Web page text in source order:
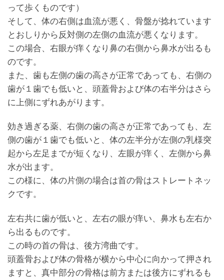
って歩くものです）
そして、体の右側は血流が悪く、骨盤が捻れています
とおしりから反対側の左側の血流が悪くなります。
この場合、右眼が痒くなり鼻の右側から鼻水が出るも
のです。
また、歯も左側の歯の高さが正常であっても、右側の
歯が１歯でも低いと、頭蓋骨および体の右半分はさら
に上側にずれあがります。
効き過ぎる薬、右側の歯の高さが正常であっても、左
側の歯が１歯でも低いと、体の左半分が左側の乳様突
起から左足までが短くなり、左眼が痒く、左側から鼻
水が出ます。
この様に、体の片側の場合は首の骨はストレートネッ
クです。
左右共に歯が低いと、左右の眼が痒い、鼻水も左右か
ら出るものです。
この時の首の骨は、後方湾曲です。
頭蓋骨および体の骨格が横から中心に向かって押され
ますと、真中部分の骨格は前方または後方にずれるも